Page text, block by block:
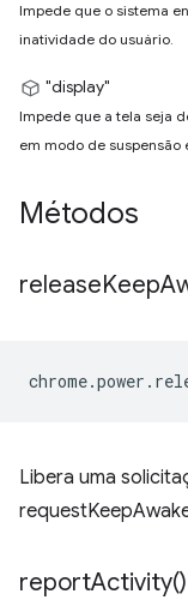
Impede que o sistema
inatividade do usuário.
"display"
Impede que a tela seja
em modo de
Métodos
releaseKeep
chrome.power .
Libera uma
reportActivity()